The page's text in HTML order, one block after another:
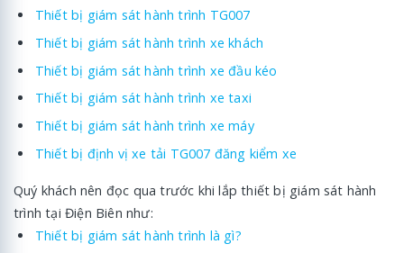
Thiết bị giám sát hành trình TG007
Thiết bị giám sát hành trình xe khách
Thiết bị giám sát hành trình xe đầu kéo
Thiết bị giám sát hành trình xe taxi
Thiết bị giám sát hành trình xe máy
Thiết bị định vị xe tải TG007 đăng kiểm xe
Quý khách nên đọc qua trước khi lắp thiết bị giám sát hành
trình tại Điện Biên như:
Thiết bị giám sát hành trình là gì?